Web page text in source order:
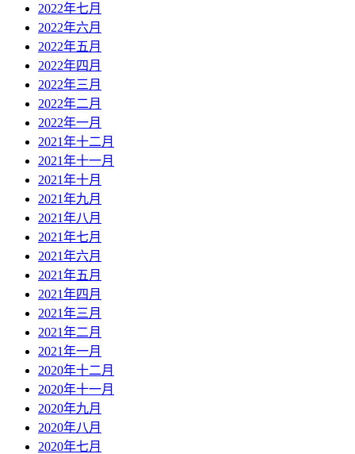
2022年七月
2022年六月
2022年五月
2022年四月
2022年三月
2022年二月
2022年一月
2021年十二月
2021年十一月
2021年十月
2021年九月
2021年八月
2021年七月
2021年六月
2021年五月
2021年四月
2021年三月
2021年二月
2021年一月
2020年十二月
2020年十一月
2020年九月
2020年八月
2020年七月